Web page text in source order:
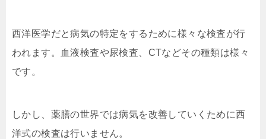
西洋医学だと病気の特定をするために様々な検査が行
われます。血液検査や尿検査、CTなどその種類は様々
です。
しかし、薬膳の世界では病気を改善していくために西
洋式の検査は行いません。